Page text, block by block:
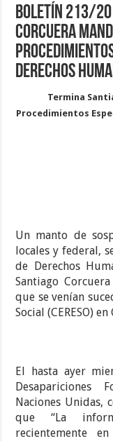
Boletín 213/
Corcuera
Derechos
Termina
Procedimientos
Un manto de
locales y federal,
de Derechos
Santiago
que se venían
Social (CERESO)
El hasta ayer
Naciones
que “La
recientemente